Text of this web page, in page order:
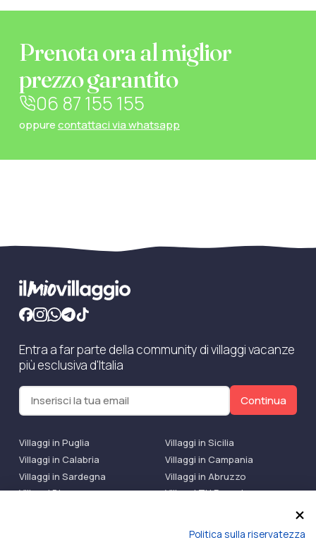
Prenota ora al miglior
prezzo garantito
06 87 155 155
oppurecontattaci via whatsapp
Entra a far parte della community di villaggi vacanze
più esclusiva d'Italia
Continua
Villaggi in Puglia
Villaggi in Sicilia
Villaggi in Calabria
Villaggi in Campania
Villaggi in Sardegna
Villaggi in Abruzzo
Villaggi Bluserena
Villaggi TH Resort
Politica sulla riservatezza